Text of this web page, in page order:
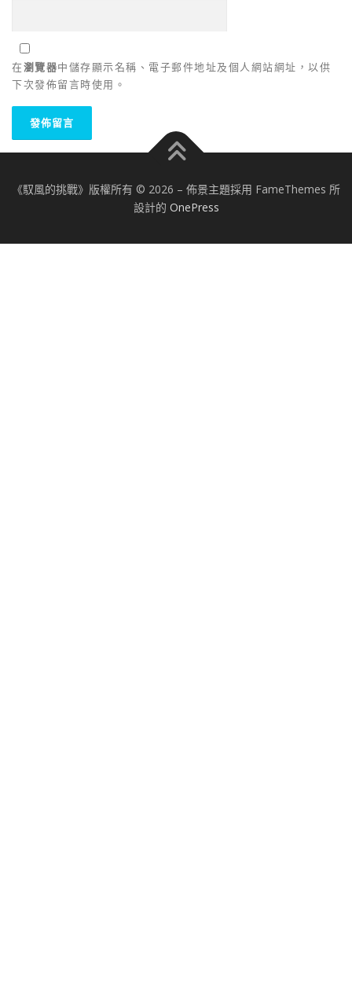
在瀏覽器中儲存顯示名稱、電子郵件地址及個人網站網址，以供
下次發佈留言時使用。
《馭風的挑戰》版權所有 © 2026 – 佈景主題採用 FameThemes 所
設計的 OnePress